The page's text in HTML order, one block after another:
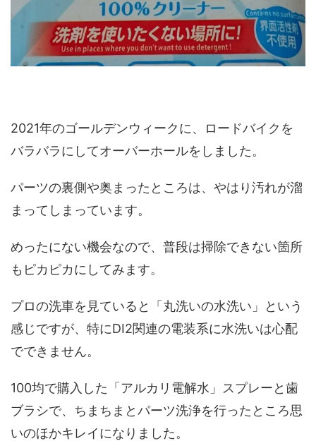
2021年のゴールデンウィークに、ロードバイクを
バラバラにしてオーバーホールをしました。
パーツの裏側や奥まったところは、やはり汚れが溜
まってしまっています。
めったにない機会なので、普段は掃除できない箇所
もピカピカにしてみます。
プロの洗車を見ていると「丸洗いの水洗い」という
感じですが、特にDI2関連の電装系に水洗いは心配
でできません。
100均で購入した「アルカリ電解水」スプレーと歯
ブラシで、ちまちまとパーツ洗浄を行ったところ思
いのほかキレイになりました。